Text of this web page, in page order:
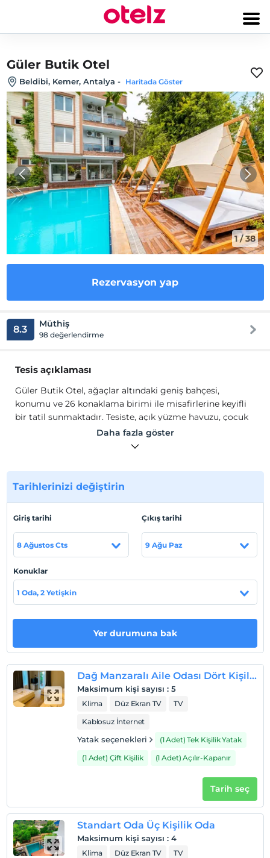
Güler Butik Otel
Beldibi, Kemer, Antalya - Haritada Göster
1/38
Rezervasyon yap
8.3 Müthiş
98 değerlendirme
Tesis açıklaması
Güler Butik Otel, ağaçlar altındaki geniş bahçesi,
konumu ve 26 konaklama birimi ile misafirlerine keyifli
bir tatil sunmaktadır. Tesiste, açık yüzme havuzu, çocuk
havuzu, havuz bar, kahvaltı salonu, restoran, bisiklet
kiralama, bahçe ve teras hizmeti bulunmaktadır.
kurutma makinesi, uydu kanalları, ücretsiz banyo
malzemesi, havlu seti bulunmaktadır.
Tesis lokasyon bilgileri
Kemer Beldibi'nde konumlanmaktadır. Antalya
Havaalanı'na 50 km. uzaklıktadır.
Sahil
Denize 400 m. uzaklıktadır.
Haritada Göster
Otel koşulları
Check/in
En erken saat 14:00 ve sonrası
En geç saat 11:00 ve öncesi
Çocuklar
2 yaşına kadar olan bebekler ücretsizdir.
Her bir oda için 6 yaşına kadar 1 çocuk ücretsizdir
Daha fazla göster
Tarihlerinizi değiştirin
Giriş tarihi
8 Ağustos Cts
Çıkış tarihi
9 Ağu Paz
Konuklar
1 Oda, 2 Yetişkin
Yer durumuna bak
Dağ Manzaralı Aile Odası Dört Kişilik
Maksimum kişi sayısı : 5
Klima Düz Ekran TV
TV
Kablosuz İnternet
Yatak seçenekleri
(1 Adet) Tek Kişilik Yatak
(1 Adet) Çift Kişilik
(1 Adet) Açılır-Kapanır
Tarih seç
Standart Oda Üç Kişilik Oda
Maksimum kişi sayısı : 4
Klima Düz Ekran TV
TV